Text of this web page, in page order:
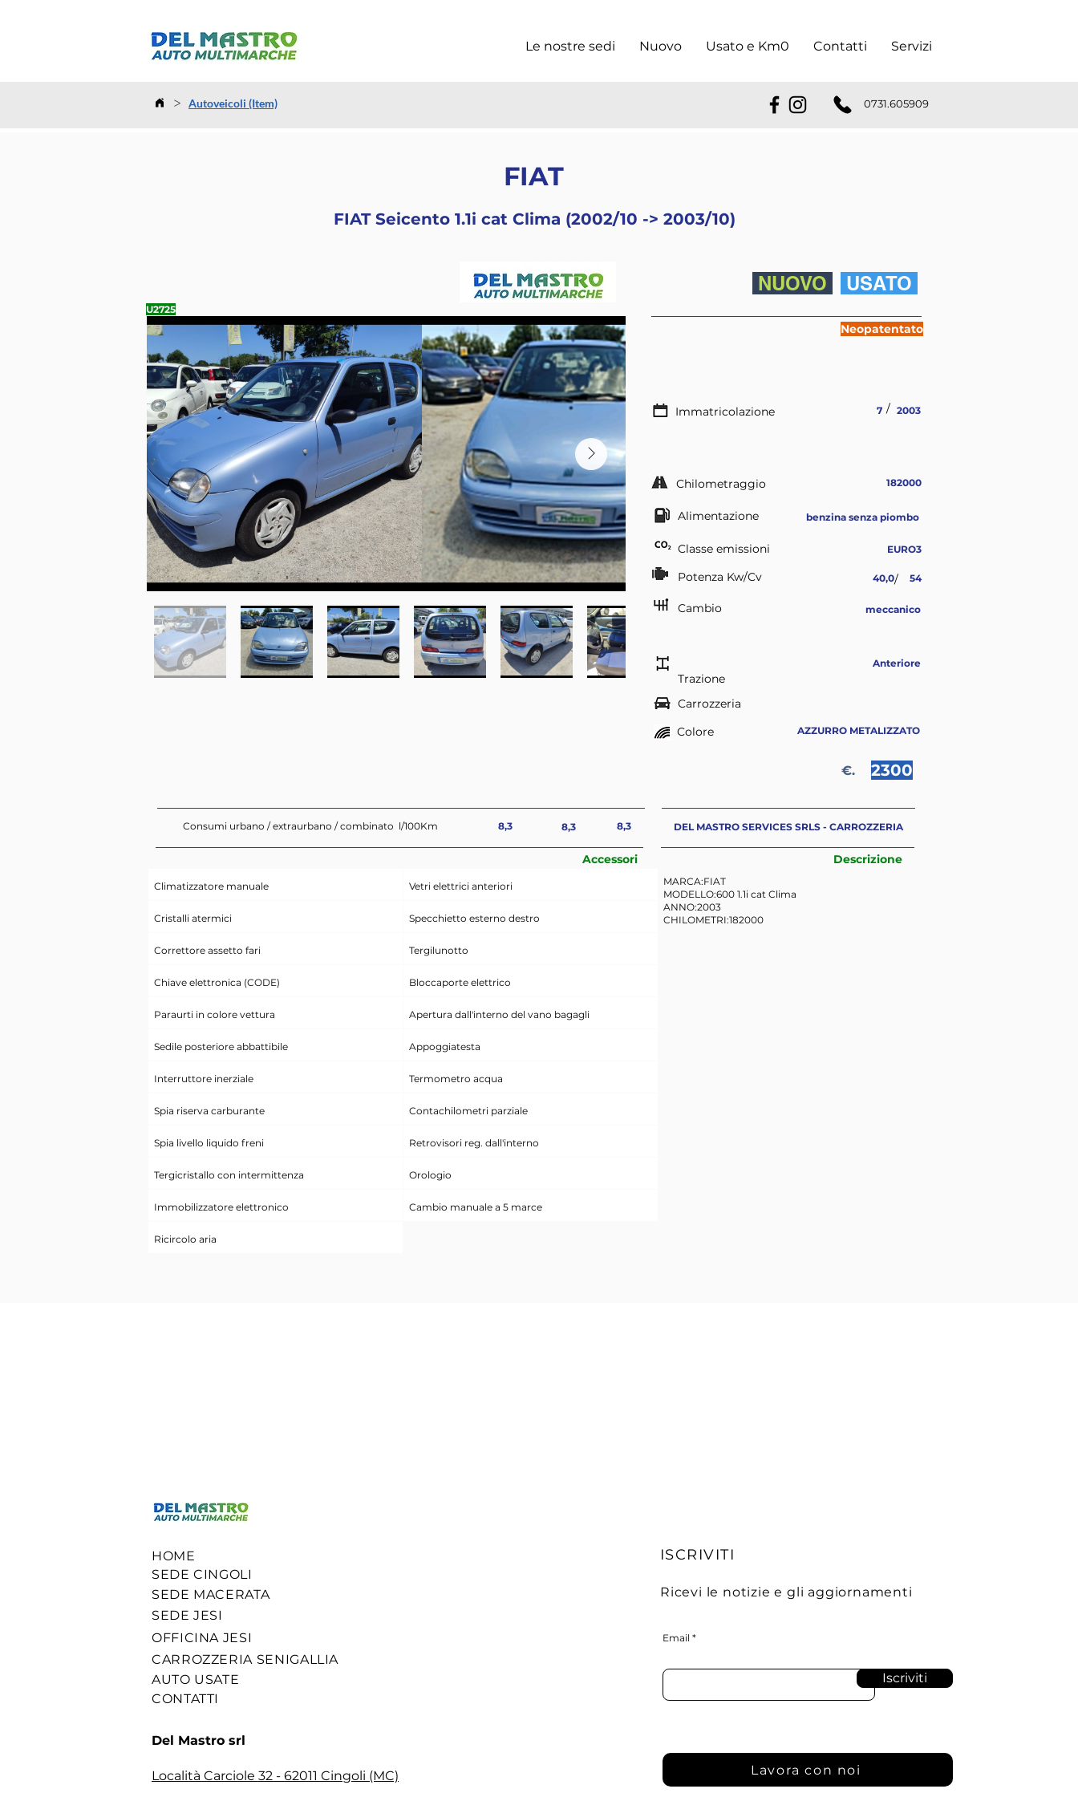
Le nostre sedi Nuovo Usato e Km0 Contatti Servizi
> Autoveicoli (Item) 0731.605909
FIAT
FIAT Seicento 1.1i cat Clima (2002/10 -> 2003/10)
NUOVO USATO
U2725
Neopatentato
Immatricolazione 7 2003
/
Chilometraggio 182000
benzina senza piombo
Alimentazione
Classe emissioni
Potenza Kw/Cv
EURO3
40,0 54
/
meccanico
Cambio
Anteriore
Trazione
Carrozzeria
AZZURRO METALIZZATO
Colore
€. 2300
Consumi urbano / extraurbano / combinato l/100Km 8,3 8,3 8,3 DEL MASTRO SERVICES SRLS - CARROZZERIA
Accessori
Climatizzatore manuale
Cristalli atermici
Correttore assetto fari
Chiave elettronica (CODE)
Paraurti in colore vettura
Sedile posteriore abbattibile
Interruttore inerziale
Spia riserva carburante
Spia livello liquido freni
Tergicristallo con intermittenza
Immobilizzatore elettronico
Ricircolo aria
Vetri elettrici anteriori
Specchietto esterno destro
Tergilunotto
Bloccaporte elettrico
Apertura dall'interno del vano bagagli
Appoggiatesta
Termometro acqua
Contachilometri parziale
Retrovisori reg. dall'interno
Orologio
Cambio manuale a 5 marce
Descrizione
MARCA:FIAT
MODELLO:600 1.1i cat Clima
ANNO:2003
CHILOMETRI:182000
HOME
SEDE CINGOLI
SEDE MACERATA
SEDE JESI
OFFICINA JESI
CARROZZERIA SENIGALLIA
AUTO USATE
CONTATTI
Del Mastro srl
Località Carciole 32 - 62011 Cingoli (MC)
ISCRIVITI
Ricevi le notizie e gli aggiornamenti
Email
Iscriviti
Lavora con noi